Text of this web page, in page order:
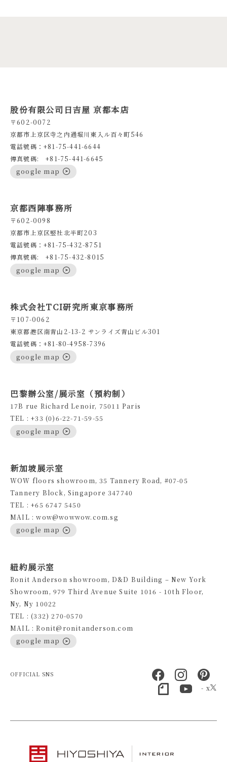
股份有限公司日吉屋 京都本店
〒602-0072
京都市上京区寺之内通堀川東入ル百々町546
電話號碼：+81-75-441-6644
傳真號碼: +81-75-441-6645
google map
京都西陣事務所
〒602-0098
京都市上京区竪社北半町203
電話號碼：+81-75-432-8751
傳真號碼: +81-75-432-8015
google map
株式会社TCI研究所東京事務所
〒107-0062
東京都港区南青山2-13-2 サンライズ青山ビル301
電話號碼：+81-80-4958-7396
google map
巴黎辦公室/展示室（預約制）
17B rue Richard Lenoir, 75011 Paris
TEL : +33 (0)6-22-71-59-55
google map
新加坡展示室
WOW floors showroom, 35 Tannery Road, #07-05
Tannery Block, Singapore 347740
TEL : +65 6747 5450
MAIL : wow@wowwow.com.sg
google map
紐約展示室
Ronit Anderson showroom, D&D Building – New York
Showroom, 979 Third Avenue Suite 1016 - 10th Floor,
Ny, Ny 10022
TEL : (332) 270-0570
MAIL : Ronit@ronitanderson.com
google map
OFFICIAL SNS
- x